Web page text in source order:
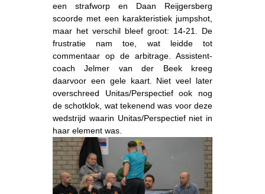
een strafworp en Daan Reijgersberg
scoorde met een karakteristiek jumpshot,
maar het verschil bleef groot: 14-21. De
frustratie nam toe, wat leidde tot
commentaar op de arbitrage. Assistent-
coach Jelmer van der Beek kreeg
daarvoor een gele kaart. Niet veel later
overschreed Unitas/Perspectief ook nog
de schotklok, wat tekenend was voor deze
wedstrijd waarin Unitas/Perspectief niet in
haar element was.